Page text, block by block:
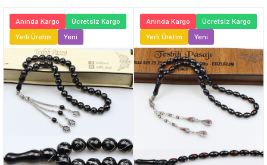
Anında Kargo
Ücretsiz Kargo
Yerli Üretim
Yeni
Anında Kargo
Ücretsiz Kargo
Yerli Üretim
Yeni